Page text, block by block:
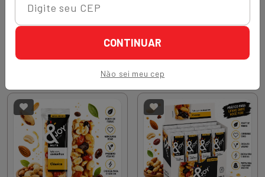
CONTINUAR
Não sei meu cep
SUPER ACIDA 16G CHINA
R$ 4,95
Quantidade
Adicionar Quantidade
Quantidade